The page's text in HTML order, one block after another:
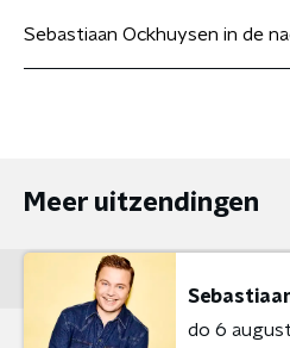
Sebastiaan Ockhuysen in de
Meer uitzendingen
do 6